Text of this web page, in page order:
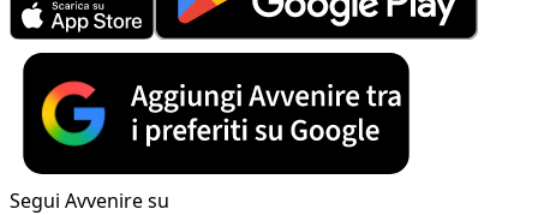
Segui Avvenire su